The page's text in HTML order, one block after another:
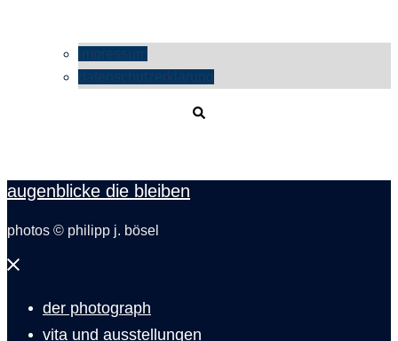
impressum
datenschutzerklärung
augenblicke die bleiben
photos © philipp j. bösel
Menü
der photograph
vita und ausstellungen